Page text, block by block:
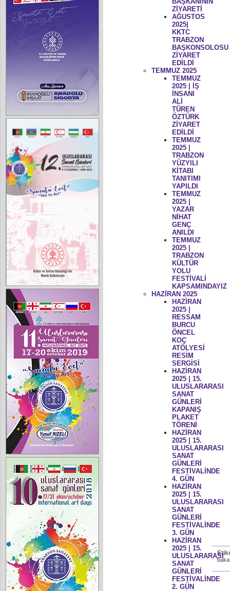
ZİYARETİ
AĞUSTOS
2025|
KKTC
TRABZON
BAŞKONSOLOSU
ZİYARET
EDİLDİ
TEMMUZ 2025
TEMMUZ
2025 | İŞ
İNSANI
ALİ
TÜREN
ÖZTÜRK
ZİYARET
EDİLDİ
TEMMUZ
2025 |
TRABZON
YÜZYILI
KİTABI
TANITIMI
YAPILDI
TEMMUZ
2025 |
YAZAR
NİHAT
GENÇ
ANILDI
TEMMUZ
2025 |
TRABZON
KÜLTÜR
YOLU
FESTİVALİ
KAPSAMINDAYIZ
HAZİRAN 2025
HAZİRAN
2025 |
RESSAM
BURCU
ÖNCEL
KOÇ
ATÖLYESİ
RESİM
SERGİSİ
HAZİRAN
2025 | 15.
ULUSLARARASI
SANAT
GÜNLERİ
KAPANIŞ
PLAKET
TÖRENİ
HAZİRAN
2025 | 15.
ULUSLARARASI
SANAT
GÜNLERİ
FESTİVALİNDE
4. GÜN
HAZİRAN
2025 | 15.
ULUSLARARASI
SANAT
GÜNLERİ
FESTİVALİNDE
3. GÜN
HAZİRAN
2025 | 15.
ULUSLARARASI
SANAT
GÜNLERİ
FESTİVALİNDE
2. GÜN